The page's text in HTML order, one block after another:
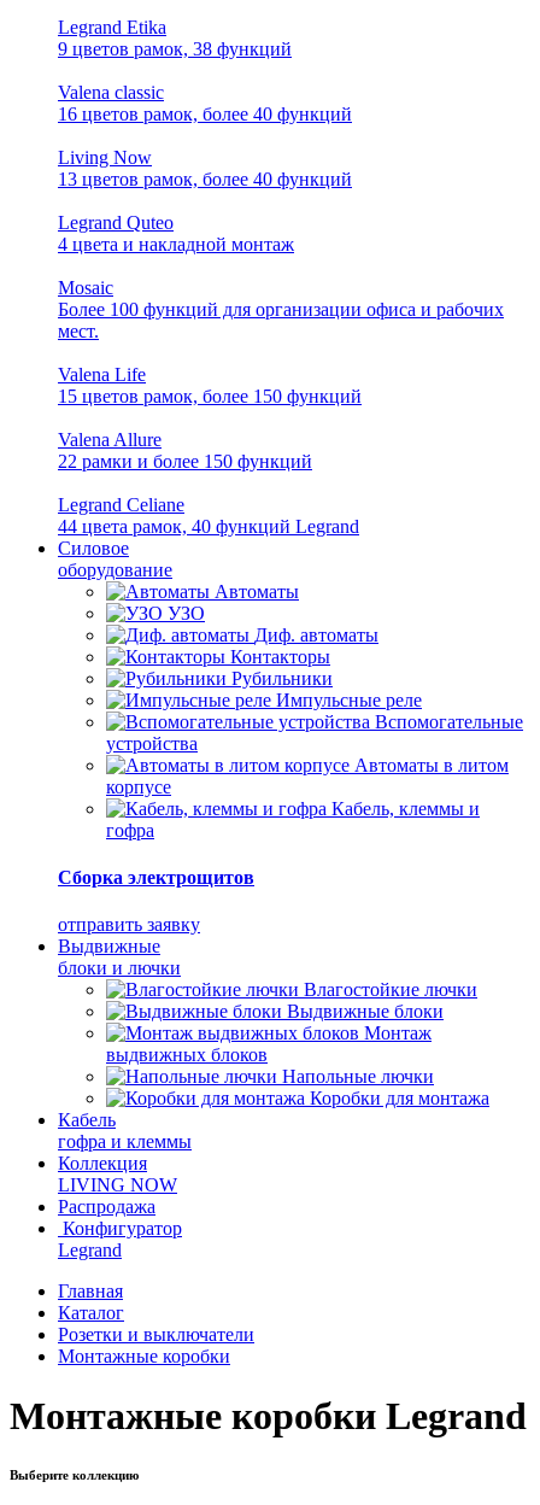
Legrand Etika
9 цветов рамок, 38 функций
Valena classic
16 цветов рамок, более 40 функций
Living Now
13 цветов рамок, более 40 функций
Legrand Quteo
4 цвета и накладной монтаж
Mosaic
Более 100 функций для организации офиса и рабочих
мест.
Valena Life
15 цветов рамок, более 150 функций
Valena Allure
22 рамки и более 150 функций
Legrand Celiane
44 цвета рамок, 40 функций Legrand
Силовое
оборудование
Автоматы
УЗО
Диф. автоматы
Контакторы
Рубильники
Импульсные реле
Вспомогательные
устройства
Автоматы в литом
корпусе
Кабель, клеммы и
гофра
Сборка электрощитов
отправить заявку
Выдвижные
блоки и лючки
Влагостойкие лючки
Выдвижные блоки
Монтаж
выдвижных блоков
Напольные лючки
Коробки для монтажа
Кабель
гофра и клеммы
Коллекция
LIVING NOW
Распродажа
Конфигуратор
Legrand
Главная
Каталог
Розетки и выключатели
Монтажные коробки
Монтажные коробки Legrand
Выберите коллекцию